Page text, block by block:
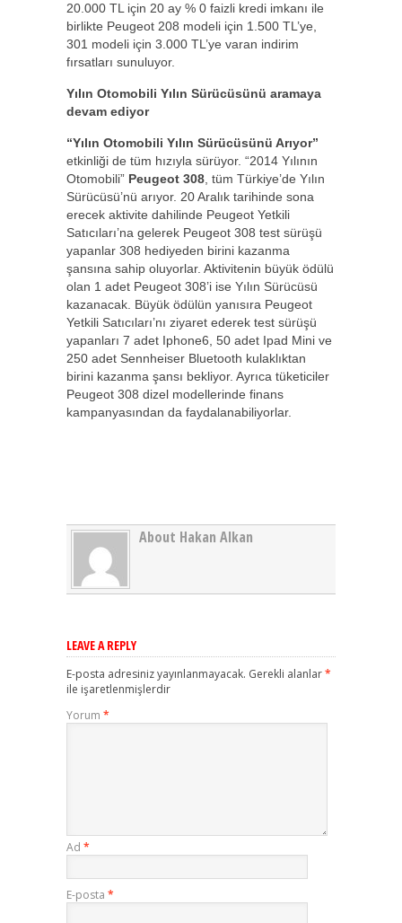
20.000 TL için 20 ay % 0 faizli kredi imkanı ile
birlikte Peugeot 208 modeli için 1.500 TL’ye,
301 modeli için 3.000 TL’ye varan indirim
fırsatları sunuluyor.
Yılın Otomobili Yılın Sürücüsünü aramaya
devam ediyor
“Yılın Otomobili Yılın Sürücüsünü Arıyor”
etkinliği de tüm hızıyla sürüyor. “2014 Yılının
Otomobili” Peugeot 308 , tüm Türkiye’de Yılın
Sürücüsü’nü arıyor. 20 Aralık tarihinde sona
erecek aktivite dahilinde Peugeot Yetkili
Satıcıları’na gelerek Peugeot 308 test sürüşü
yapanlar 308 hediyeden birini kazanma
şansına sahip oluyorlar. Aktivitenin büyük ödülü
olan 1 adet Peugeot 308’i ise Yılın Sürücüsü
kazanacak. Büyük ödülün yanısıra Peugeot
Yetkili Satıcıları’nı ziyaret ederek test sürüşü
yapanları 7 adet Iphone6, 50 adet Ipad Mini ve
250 adet Sennheiser Bluetooth kulaklıktan
birini kazanma şansı bekliyor. Ayrıca tüketiciler
Peugeot 308 dizel modellerinde finans
kampanyasından da faydalanabiliyorlar.
About Hakan Alkan
LEAVE A REPLY
E-posta adresiniz yayınlanmayacak. Gerekli alanlar*
ile işaretlenmişlerdir
Yorum *
Ad *
E-posta *